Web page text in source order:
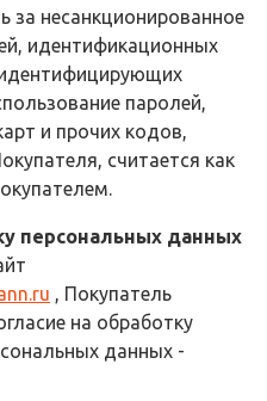
за несанкционированное
идентификационных
паролей,
и прочих кодов,
считается как
персональных данных
, Покупатель
на обработку
данных -